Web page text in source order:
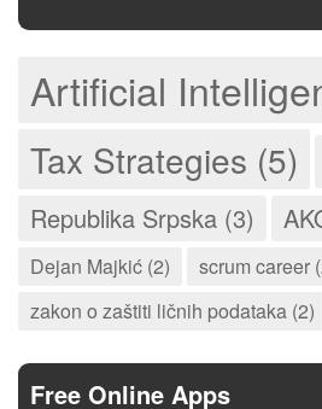
Artificial
Tax Strategies (5)
Republika Srpska (3)
Dejan Majkić (2)
scrum career
zakon o zaštiti ličnih podataka (2)
Free Online Apps